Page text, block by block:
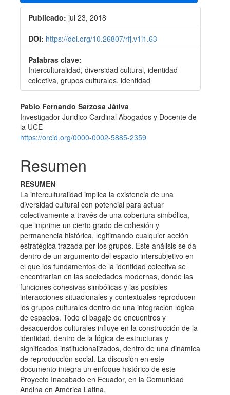
Publicado: jul 23, 2018
DOI: https://doi.org/10.26807/rfj.v1i1.63
Palabras clave:
Interculturalidad, diversidad cultural, identidad
colectiva, grupos culturales, identidad
Contenido
principal
del
artículo
Pablo Fernando Sarzosa Játiva
Investigador Juridico Cardinal Abogados y Docente de
la UCE
https://orcid.org/0000-0002-5885-2359
Resumen
RESUMEN
La interculturalidad implica la existencia de una
diversidad cultural con potencial para actuar
colectivamente a través de una cobertura simbólica,
que imprime un cierto grado de cohesión y
permanencia histórica, legitimando cualquier acción
estratégica trazada por los grupos. Este análisis se da
dentro de un argumento del espacio intersubjetivo en
el que los fundamentos de la identidad colectiva se
encontrarí­an en las sociedades modernas, donde las
funciones cohesivas simbólicas y las posibles
interacciones situacionales y contextuales reproducen
los grupos culturales dentro de una integración lógica
de espacios. Todo el bagaje de encuentros y
desacuerdos culturales influye en la construcción de la
identidad, dentro de la lógica de estructuras y
significados institucionalizados, dentro de una dinámica
de reproducción social. La discusión en este
documento integra un enfoque histórico de este
Proyecto Inacabado en Ecuador, en la Comunidad
Andina en América Latina.